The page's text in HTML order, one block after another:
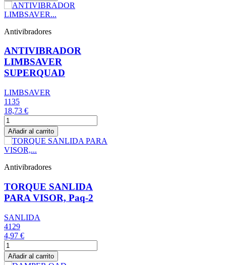
Antivibradores
ANTIVIBRADOR
LIMBSAVER
SUPERQUAD
LIMBSAVER
1135
18,73 €
Añadir al carrito
Antivibradores
TORQUE SANLIDA
PARA VISOR, Paq-2
SANLIDA
4129
4,97 €
Añadir al carrito